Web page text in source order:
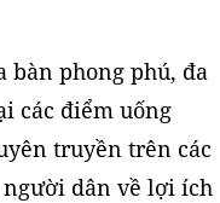
bàn phong phú, đa
các điểm uống
truyền trên các
dân về lợi ích